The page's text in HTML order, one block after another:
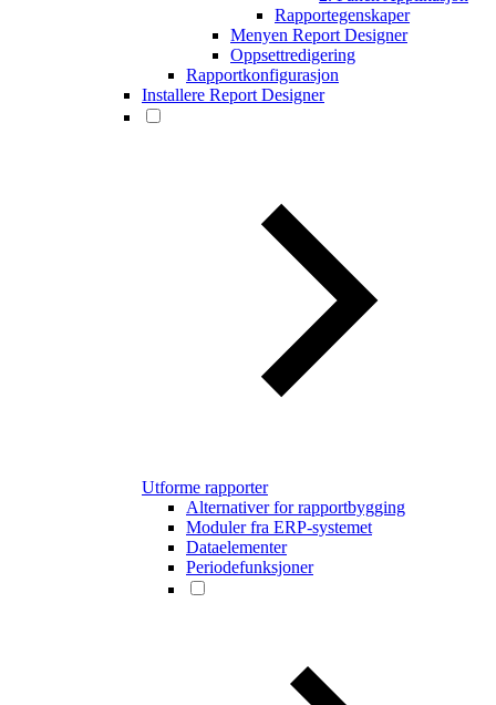
Rapportegenskaper
Menyen Report Designer
Oppsettredigering
Rapportkonfigurasjon
Installere Report Designer
Utforme rapporter
Alternativer for rapportbygging
Moduler fra ERP-systemet
Dataelementer
Periodefunksjoner